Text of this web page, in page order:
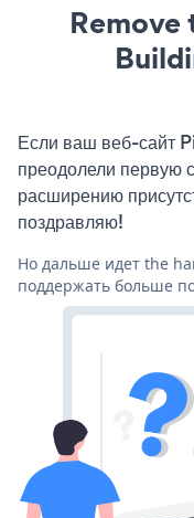
Remove
Если ваш веб-сайт
преодолели первую
расширению
поздравляю!
Но дальше идет the
поддержать больше